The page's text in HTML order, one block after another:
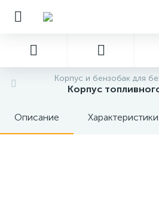
Корпус и бензобак для
Корпус
Описание Характеристики